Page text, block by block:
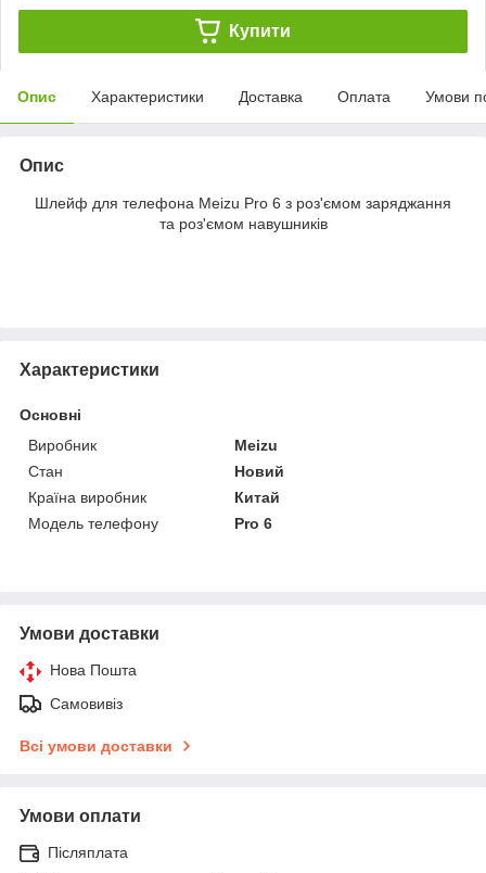
Купити
Опис Характеристики Доставка Оплата Умови
Опис
Шлейф для телефона Meizu Pro 6 з роз'ємом заряджання
та роз'ємом навушників
Характеристики
Основні
Виробник
Meizu
Стан
Новий
Країна виробник
Китай
Модель телефону
Pro 6
Умови доставки
Нова Пошта
Самовивіз
Всі умови доставки
Умови оплати
Післяплата